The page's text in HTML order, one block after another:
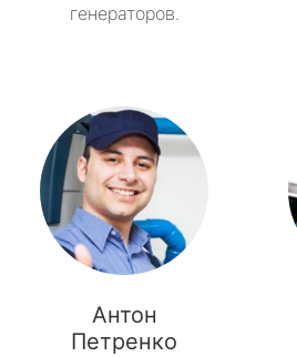
генераторов.
Антон
Петренко